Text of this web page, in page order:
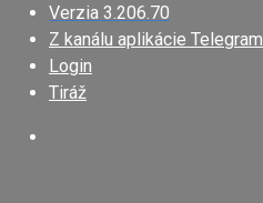
Verzia 3.206.70
Z kanálu aplikácie Telegram
Login
Tiráž